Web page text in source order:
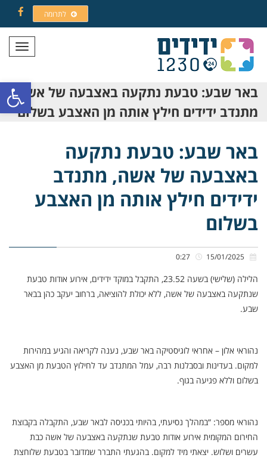
פתח
לתרומה
תפריט
באר שבע: טבעת נתקעה באצבעה של אשה,
מתנדב ידידים חילץ אותה מן האצבע בשלום
באר שבע: טבעת נתקעה
באצבעה של אשה, מתנדב
ידידים חילץ אותה מן האצבע
בשלום
הלילה (שלישי) בשעה 23.52, התקבל במוקד ידידים, אירוע אודות טבעת
שנתקעה באצבעה של אשה, ללא יכולת להוציאה, ברחוב יעקב כהן בבאר
שבע.
נהוראי אלון – אחראי לוגיסטיקה באר שבע, נענה לקריאה והגיע במהירות
למקום. בעדינות ובסבלנות רבה, עמל המתנדב עד לחילוץ הטבעת מן האצבע
בשלום וללא פגיעה בגוף.
נהוראי מספר: “במהלך נסיעתי, בהיותי בכניסה לבאר שבע, התקבלה בקבוצת
החירום המקומית אירוע אודות טבעת שנתקעה באצבעה של אשה כבת
עשרים ושלוש. יצאתי מיד למקום. בהגעתי התברר שמדובר בטבעת שלוחצת